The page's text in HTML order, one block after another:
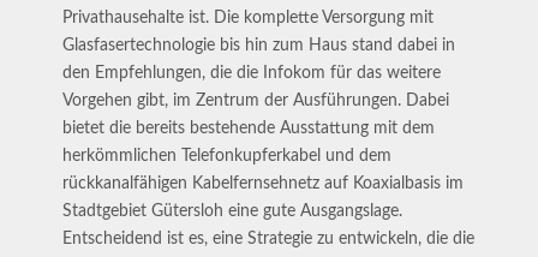
Privathausehalte ist. Die komplette Versorgung mit
Glasfasertechnologie bis hin zum Haus stand dabei in
den Empfehlungen, die die Infokom für das weitere
Vorgehen gibt, im Zentrum der Ausführungen. Dabei
bietet die bereits bestehende Ausstattung mit dem
herkömmlichen Telefonkupferkabel und dem
rückkanalfähigen Kabelfernsehnetz auf Koaxialbasis im
Stadtgebiet Gütersloh eine gute Ausgangslage.
Entscheidend ist es, eine Strategie zu entwickeln, die die